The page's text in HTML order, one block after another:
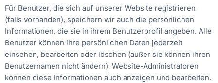
Für Benutzer, die sich auf unserer Website registrieren
(falls vorhanden), speichern wir auch die persönlichen
Informationen, die sie in ihrem Benutzerprofil angeben. Alle
Benutzer können ihre persönlichen Daten jederzeit
einsehen, bearbeiten oder löschen (außer sie können ihren
Benutzernamen nicht ändern). Website-Administratoren
können diese Informationen auch anzeigen und bearbeiten.